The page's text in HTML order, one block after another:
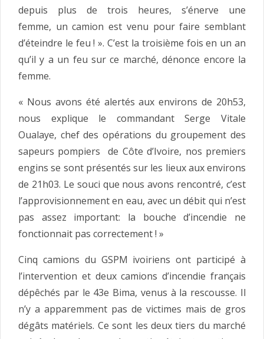
depuis plus de trois heures, s’énerve une
femme, un camion est venu pour faire semblant
d’éteindre le feu ! ». C’est la troisième fois en un an
qu’il y a un feu sur ce marché, dénonce encore la
femme.
« Nous avons été alertés aux environs de 20h53,
nous explique le commandant Serge Vitale
Oualaye, chef des opérations du groupement des
sapeurs pompiers de Côte d’Ivoire, nos premiers
engins se sont présentés sur les lieux aux environs
de 21h03. Le souci que nous avons rencontré, c’est
l’approvisionnement en eau, avec un débit qui n’est
pas assez important: la bouche d’incendie ne
fonctionnait pas correctement ! »
Cinq camions du GSPM ivoiriens ont participé à
l’intervention et deux camions d’incendie français
dépêchés par le 43e Bima, venus à la rescousse. Il
n’y a apparemment pas de victimes mais de gros
dégâts matériels. Ce sont les deux tiers du marché